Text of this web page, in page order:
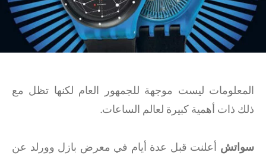
المعلومات ليست موجهة للجمهور العام لكنها تظل مع
ذلك ذات أهمية كبيرة لعالم الساعات.
سواتش أعلنت قبل عدة أيام في معرض بازل وورلد عن